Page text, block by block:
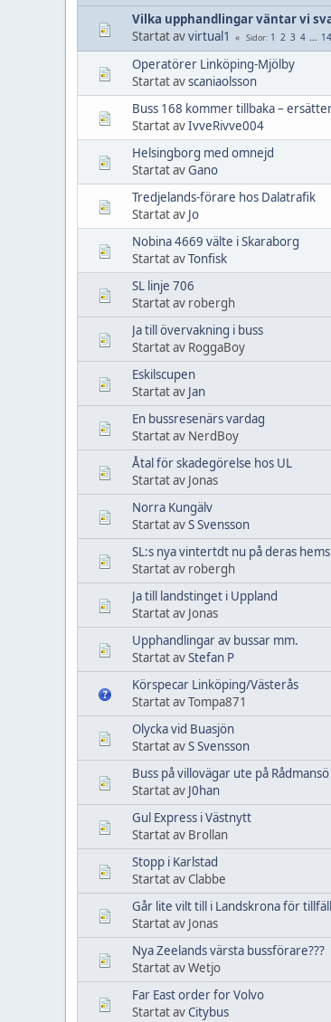
Vilka upphandlingar väntar vi
Startat avvirtual1 Sidor 1 2 3 4 ...
Operatörer Linköping-Mjölby
Startat avscaniaolsson
Buss 168 kommer tillbaka –
Startat avIvveRivve004
Helsingborg med omnejd
Startat avGano
Tredjelands-förare hos Dalatrafik
Startat av Jo
Nobina 4669 välte i Skaraborg
Startat avTonfisk
SL linje 706
Startat av robergh
Ja till övervakning i buss
Startat av RoggaBoy
Eskilscupen
Startat av Jan
En bussresenärs vardag
Startat av NerdBoy
Åtal för skadegörelse hos UL
Startat av Jonas
Norra Kungälv
Startat avS Svensson
SL:s nya vintertdt nu på deras
Startat av robergh
Ja till landstinget i Uppland
Startat av Jonas
Upphandlingar av bussar mm.
Startat avStefan P
Körspecar Linköping/Västerås
Startat av Tompa871
Olycka vid Buasjön
Startat avS Svensson
Buss på villovägar ute på Rådmansö
Startat av J0han
Gul Express i Västnytt
Startat av Brollan
Stopp i Karlstad
Startat av Clabbe
Går lite vilt till i Landskrona för
Startat av Jonas
Nya Zeelands värsta bussförare???
Startat av Wetjo
Far East order for Volvo
Startat avCitybus